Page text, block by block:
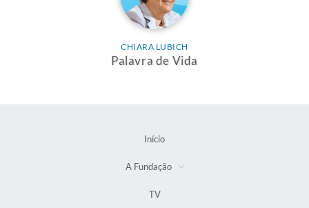
CHIARA LUBICH
Palavra de Vida
Início
A Fundação
TV